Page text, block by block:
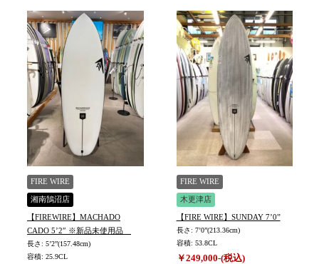
FIRE WIRE
湘南鵠沼店
【FIREWIRE】MACHADO
CADO 5’2″ ※新品未使用品
長さ: 5’2”(157.48cm)
容積: 25.9CL
FIRE WIRE
木更津店
【FIRE WIRE】SUNDAY 7’0”
長さ: 7’0”(213.36cm)
容積: 53.8CL
￥249,000-(税込)